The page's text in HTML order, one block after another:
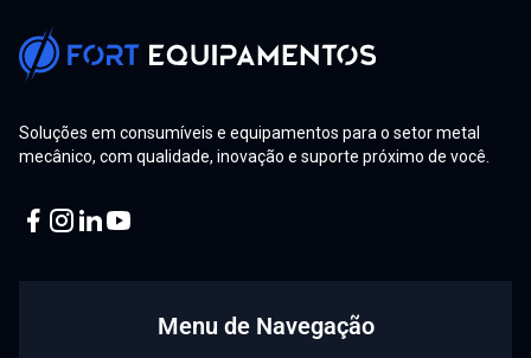
Soluções em consumíveis e equipamentos para o setor metal
mecânico, com qualidade, inovação e suporte próximo de você.
Menu de Navegação